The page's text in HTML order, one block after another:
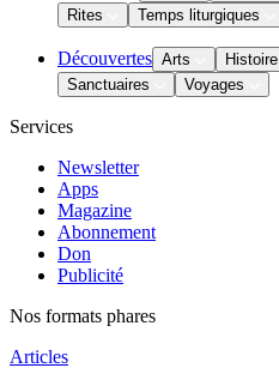
Rites
Temps liturgiques
Découvertes Arts Histoire
Sanctuaires
Voyages
Services
Newsletter
Apps
Magazine
Abonnement
Don
Publicité
Nos formats phares
Articles